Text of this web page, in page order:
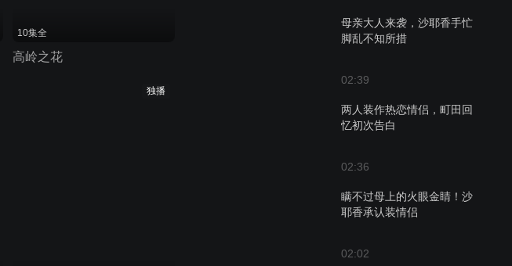
母亲大人来袭，沙耶香手忙
脚乱不知所措
02:39
两人装作热恋情侣，町田回
忆初次告白
02:36
瞒不过母上的火眼金睛！沙
耶香承认装情侣
02:02
10集全
高岭之花
独播